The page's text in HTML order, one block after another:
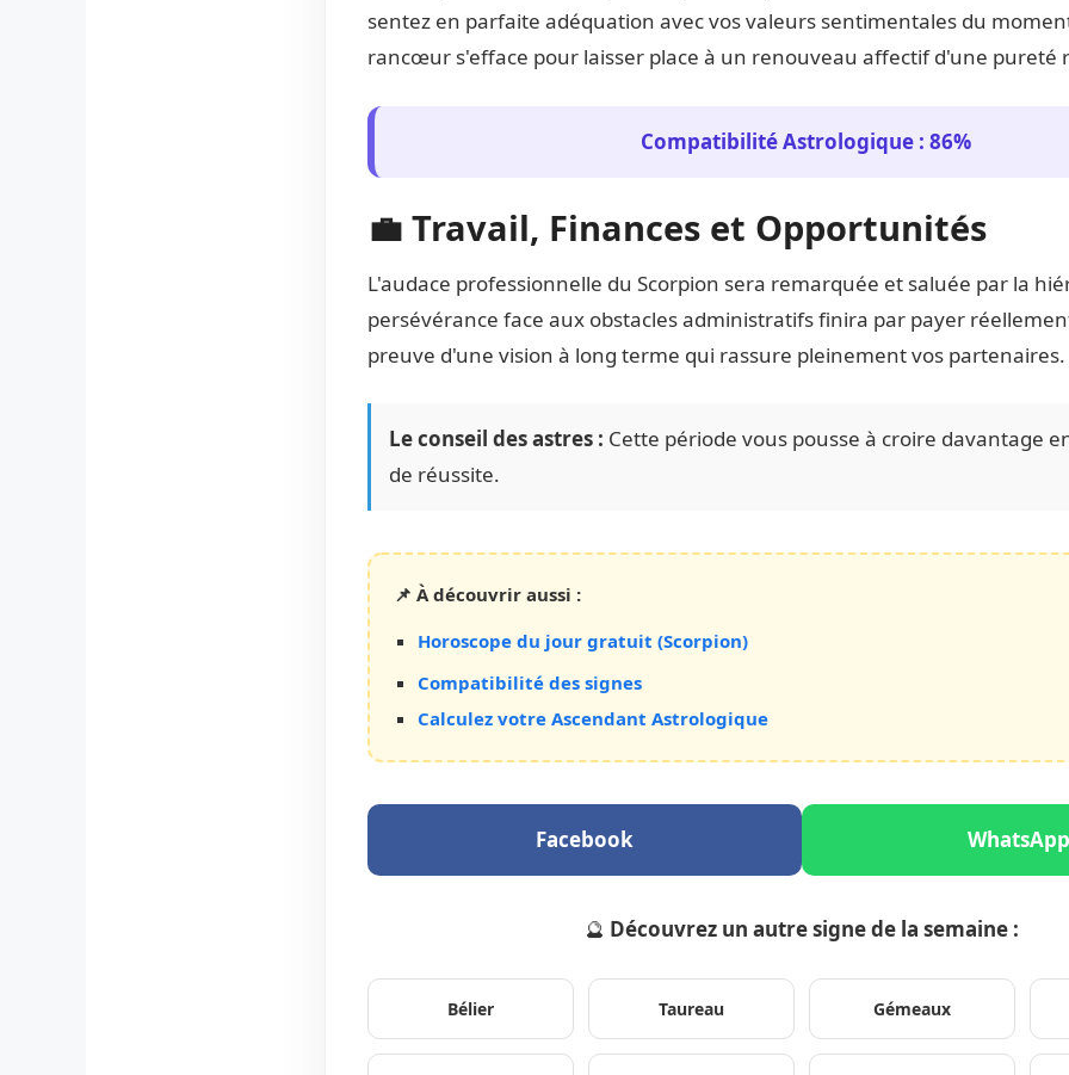
sentez en parfaite adéquation avec vos valeurs sentimentales du
rancœur s'efface pour laisser place à un renouveau affectif d'une pureté
Compatibilité Astrologique : 86%
💼 Travail, Finances et Opportunités
L'audace professionnelle du Scorpion sera remarquée et saluée par la
persévérance face aux obstacles administratifs finira par payer
preuve d'une vision à long terme qui rassure pleinement vos partenaires.
Le conseil des astres : Cette période vous pousse à croire davantage
de réussite.
📌 À découvrir aussi :
Horoscope du jour gratuit (Scorpion)
Compatibilité des signes
Calculez votre Ascendant Astrologique
Facebook WhatsApp
🔮 Découvrez un autre signe de la semaine :
Bélier Taureau Gémeaux